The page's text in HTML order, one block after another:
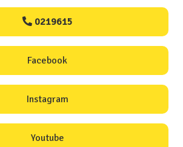
0219615
Facebook
Instagram
Youtube